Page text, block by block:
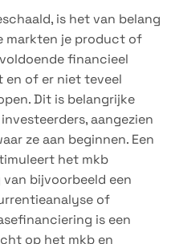
is het van belang
markten je product of
financieel
en of er niet teveel
Dit is belangrijke
aangezien
ze aan beginnen. Een
het mkb
bijvoorbeeld een
of
is een
op het mkb en